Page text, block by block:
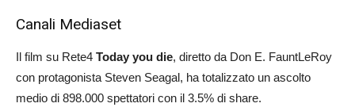
Canali Mediaset
Il film su Rete4 Today you die, diretto da Don E. FauntLeRoy
con protagonista Steven Seagal, ha totalizzato un ascolto
medio di 898.000 spettatori con il 3.5% di share.